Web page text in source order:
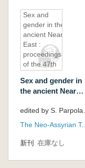
Sex and
gender in the
ancient Near
East :
proceedings
of the 47th
Assyriologique
Internationale,
2-6, 2001:
set,pt. 1,pt. 2
Sex and gender in
the ancient Near
of the 47th
Assyriologique
Helsinki, July 2-6,
The Neo-Assyrian Text Corpus Project
新刊 在庫なし